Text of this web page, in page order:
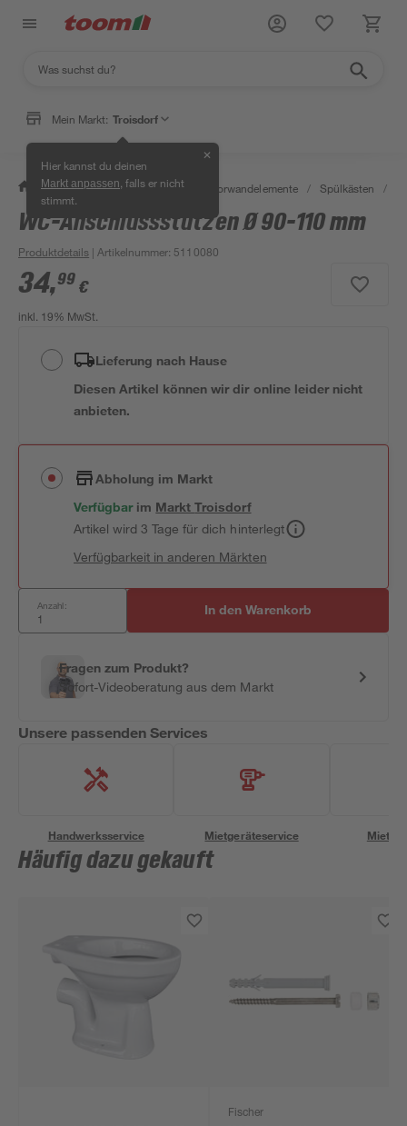
Mein Markt: Troisdorf
Hier kannst du deinen
Markt anpassen , falls er nicht
stimmt.
✕
/ Bad & Sanitär / Spülkästen & Vorwandelemente / Spülkästen /
WC-Anschlussstutzen Ø 90-110 mm
Produktdetails | Artikelnummer: 5110080
34,99 €
inkl. 19% MwSt.
Lieferung nach Hause
Diesen Artikel können wir dir online leider nicht
anbieten.
Abholung im Markt
Verfügbar im MarktTroisdorf
Artikel wird 3 Tage für dich hinterlegt
Verfügbarkeit in anderen Märkten
Anzahl: In den Warenkorb
Fragen zum Produkt?
Sofort-Videoberatung aus dem Markt
Unsere passenden Services
Handwerksservice Mietgeräteservice
Häufig dazu gekauft
Fischer